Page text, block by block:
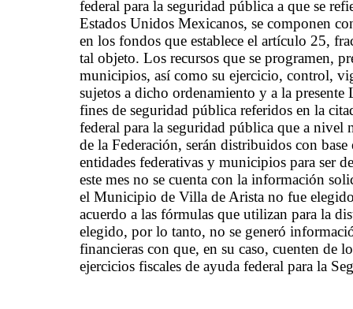
federal para la seguridad pública a que se
Estados Unidos Mexicanos, se componen
en los fondos que establece el artículo 25,
tal objeto. Los recursos que se programen,
municipios, así como su ejercicio, control,
sujetos a dicho ordenamiento y a la
fines de seguridad pública referidos en la
federal para la seguridad pública que a nivel
de la Federación, serán distribuidos con
entidades federativas y municipios para ser
este mes no se cuenta con la información
el Municipio de Villa de Arista no fue
acuerdo a las fórmulas que utilizan para la
elegido, por lo tanto, no se generó
financieras con que, en su caso, cuenten de
ejercicios fiscales de ayuda federal para la